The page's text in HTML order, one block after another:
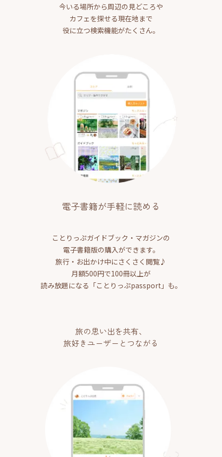
今いる場所から周辺の見どころや
カフェを探せる現在地まで
役に立つ検索機能がたくさん。
電子書籍が手軽に読める
ことりっぷガイドブック・マガジンの
電子書籍版の購入ができます。
旅行・お出かけ中にさくさく閲覧♪
月額500円で100冊以上が
読み放題になる「ことりっぷpassport」も。
旅の思い出を共有、
旅好きユーザーとつながる